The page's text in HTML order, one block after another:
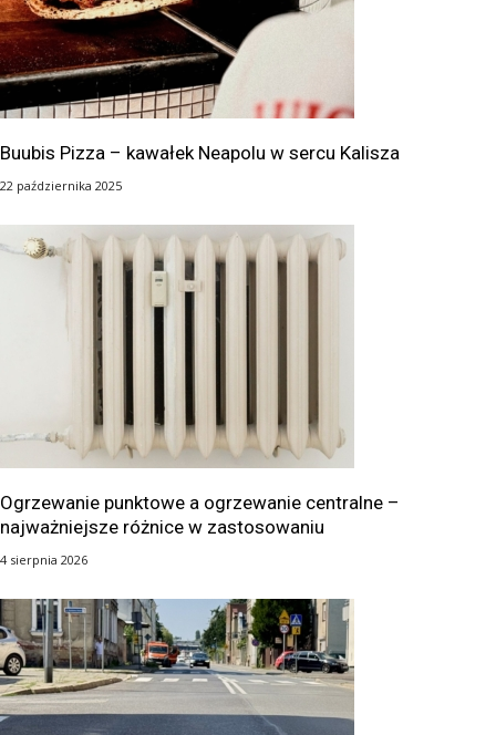
Buubis Pizza – kawałek Neapolu w sercu Kalisza
22 października 2025
Ogrzewanie punktowe a ogrzewanie centralne –
najważniejsze różnice w zastosowaniu
4 sierpnia 2026